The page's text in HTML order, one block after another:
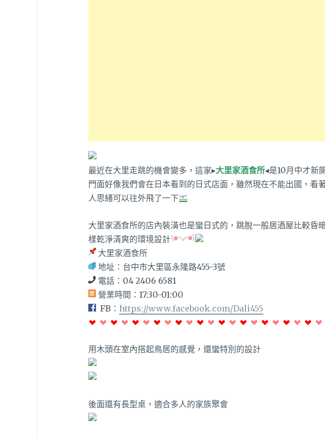
最近在大里走跳的機會變多，這家▸大里家酒食所◂是10月中才新
門面好像我們會在日本看到的日式店面，雖然現在不能出國，看
人思緒可以往外飛了一下
大里家酒食所的店內裝潢也是蠻日式的，跳脫一般居酒屋比較昏
樣乾淨清爽的環境設計
大里家酒食所
地址：台中市大里區永隆路455-3號
電話：04 2406 6581
營業時間：17:30-01:00
FB： https://www.facebook.com/Dali455
用木頭在室內搭起鳥居的感覺，還蠻特別的設計
後面還有長型桌，適合多人的家族聚會